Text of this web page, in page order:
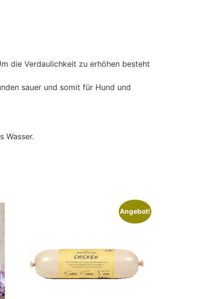
die Verdaulichkeit zu erhöhen besteht
sauer und somit für Hund und
Wasser.
Angebot!